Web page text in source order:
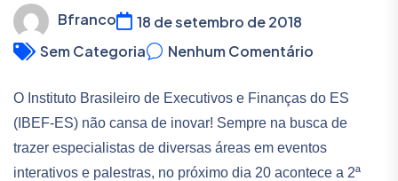
Bfranco
18 de setembro de 2018
Sem Categoria
Nenhum Comentário
O Instituto Brasileiro de Executivos e Finanças do ES
(IBEF-ES) não cansa de inovar! Sempre na busca de
trazer especialistas de diversas áreas em eventos
interativos e palestras, no próximo dia 20 acontece a 2ª